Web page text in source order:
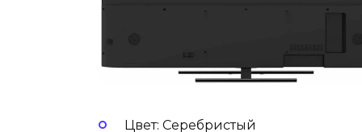
Цвет: Серебристый